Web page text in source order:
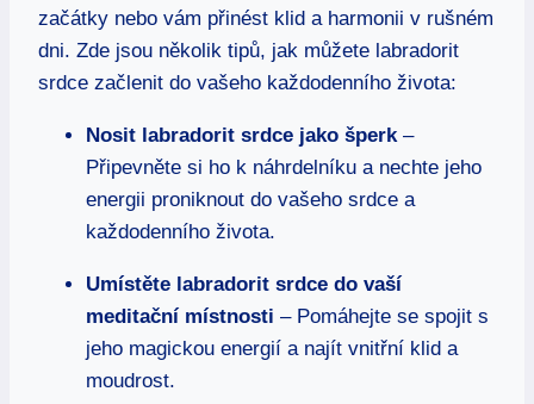
začátky nebo vám přinést klid a harmonii v rušném
dni. Zde jsou několik tipů, jak můžete labradorit
srdce začlenit do vašeho každodenního života:
Nosit labradorit srdce jako šperk–
Připevněte si ho k náhrdelníku a nechte jeho
energii proniknout do vašeho srdce a
každodenního života.
Umístěte labradorit srdce do vaší
meditační místnosti – Pomáhejte se spojit s
jeho magickou energií a najít vnitřní klid a
moudrost.